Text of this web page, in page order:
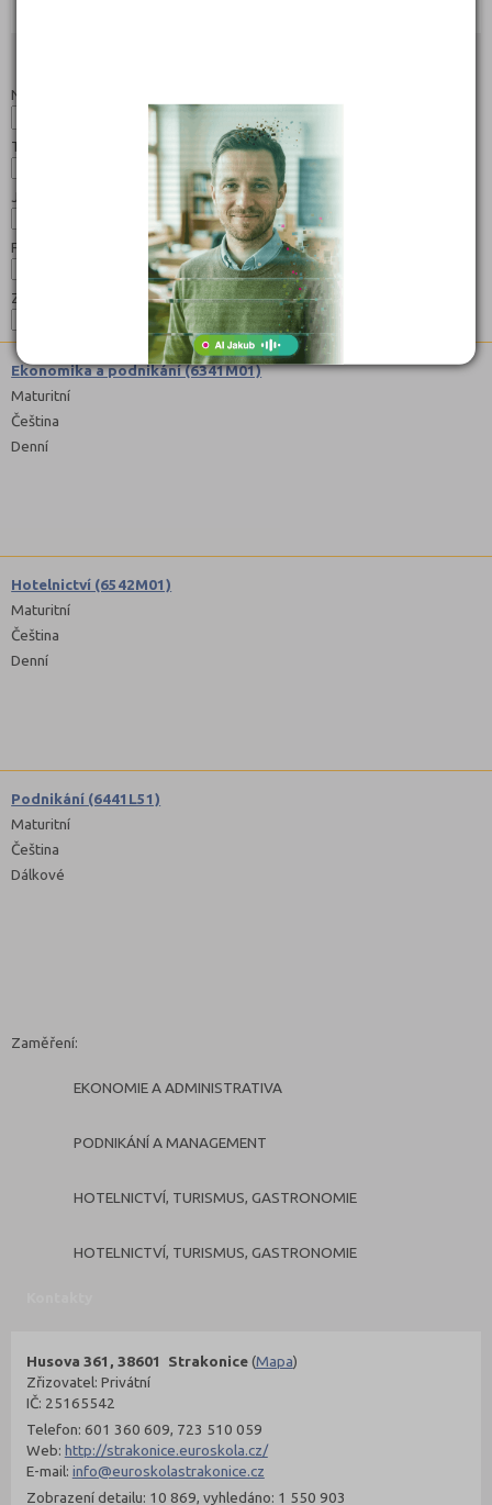
Název:
Typ:
Jazyk:
Forma:
Zaměření:
Ekonomika a podnikání (6341M01)
Maturitní
Čeština
Denní
Hotelnictví (6542M01)
Maturitní
Čeština
Denní
Podnikání (6441L51)
Maturitní
Čeština
Dálkové
Zaměření:
EKONOMIE A ADMINISTRATIVA
PODNIKÁNÍ A MANAGEMENT
HOTELNICTVÍ, TURISMUS, GASTRONOMIE
HOTELNICTVÍ, TURISMUS, GASTRONOMIE
Husova 361, 38601 Strakonice(Mapa)
Zřizovatel: Privátní
IČ: 25165542
Telefon: 601 360 609, 723 510 059
Web: http://strakonice.euroskola.cz/
E-mail: info@euroskolastrakonice.cz
Zobrazení detailu: 10 869, vyhledáno: 1 550 903